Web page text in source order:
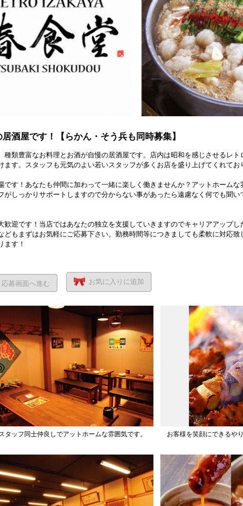
酒屋です！【らかん・そう兵も同時募集】
類豊富なお料理とお酒が自慢の居酒屋です。店内は昭和を感じさせるレト
す。スタッフも元気のよい若いスタッフが多くお店を盛り上げてくれてお
す！あなたも仲間に加わって一緒に楽しく働きませんか？アットホーム
しっかりサポートしますので分からない事があったら遠慮なく何でも聞い
迎です！当店ではあなたの独立を支援していきますのでキャリアアップし
もまずはお気軽にご応募下さい。勤務時間等につきましても柔軟に対応
す！
応募画面へ進む お気に入り に追加
タッフ同士仲良しでアットホームな雰囲気です。 お客様を笑顔にできるや